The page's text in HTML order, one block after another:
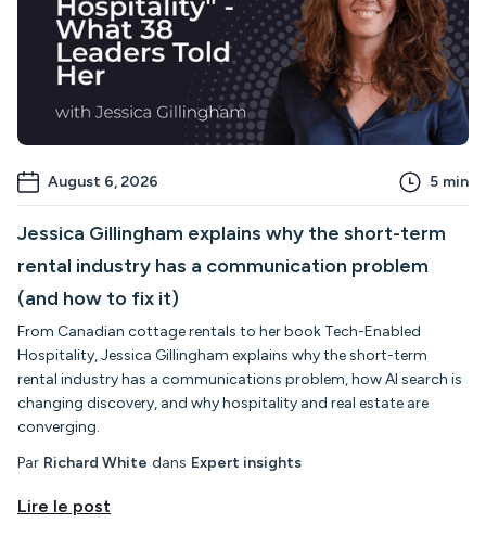
August 6, 2026 5 min
Jessica Gillingham explains why the short-term
rental industry has a communication problem
(and how to fix it)
From Canadian cottage rentals to her book Tech-Enabled
Hospitality, Jessica Gillingham explains why the short-term
rental industry has a communications problem, how AI search is
changing discovery, and why hospitality and real estate are
converging.
Par Richard White dans Expert insights
Lire le post